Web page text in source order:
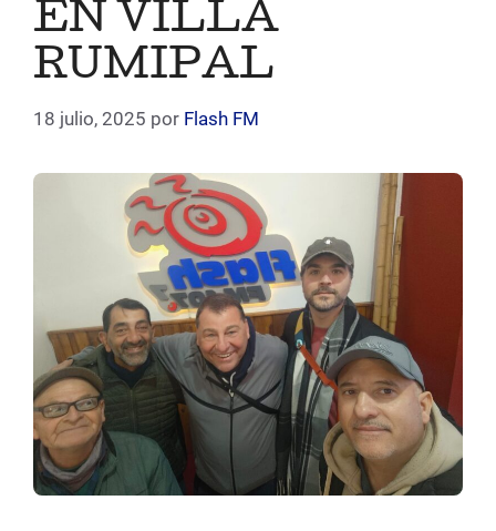
EN VILLA
RUMIPAL
18 julio, 2025 por Flash FM